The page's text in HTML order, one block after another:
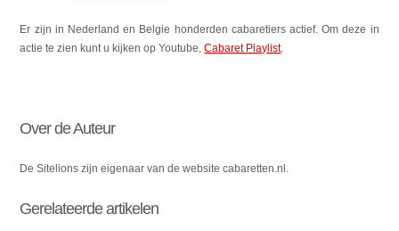
Er zijn in Nederland en Belgie honderden cabaretiers actief. Om deze in
actie te zien kunt u kijken op Youtube,Cabaret Playlist.
Over de Auteur
De Sitelions zijn eigenaar van de website cabaretten.nl.
Gerelateerde artikelen